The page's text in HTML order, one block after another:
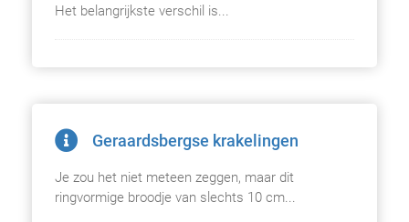
Het belangrijkste verschil is...
Geraardsbergse krakelingen
Je zou het niet meteen zeggen, maar dit
ringvormige broodje van slechts 10 cm...